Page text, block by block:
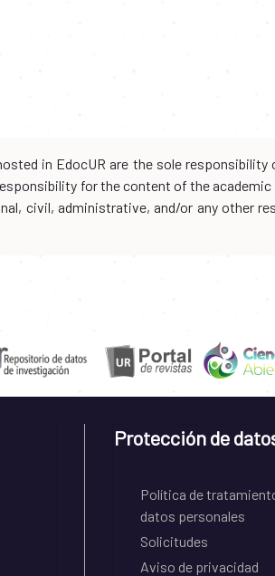
in EdocUR are the sole
for the content of the
civil, administrative, and/or any other
Protección de
Política de
datos personales
Solicitudes
Aviso de privacidad